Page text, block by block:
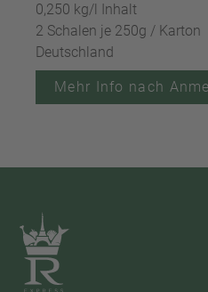
0,250 kg/l Inhalt
2 Schalen je 250g / Karton
Deutschland
Mehr Info nach